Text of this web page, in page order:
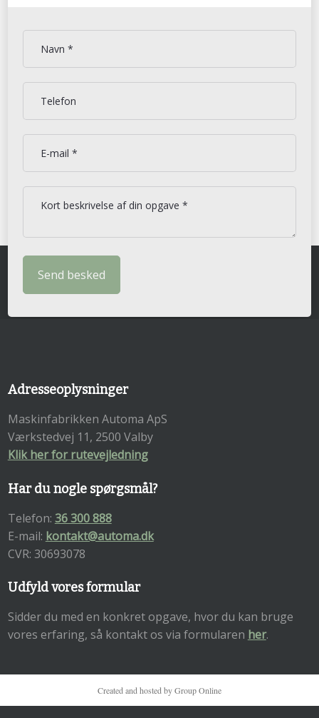
Adresseoplysninger
Maskinfabrikken Automa ApS
Værkstedvej 11, 2500 Valby
Klik her for rutevejledning
Har du nogle spørgsmål?
Telefon: 36 300 888
E-mail: kontakt@automa.dk
​CVR: 30693078
Udfyld vores formular
Sidder du med en konkret opgave, hvor du kan bruge
vores erfaring, så kontakt os via formularen her.
Created and hosted by Group Online